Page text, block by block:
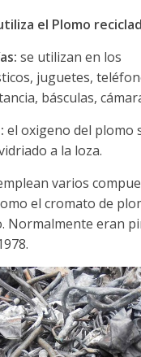
el Plomo
se utilizan en los
juguetes,
básculas,
el oxigeno del plomo
a la loza.
varios
el cromato de
Normalmente eran